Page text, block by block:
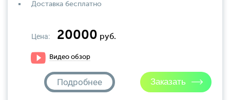
Доставка бесплатно
Цена: 20000 руб.
Видео обзор
Подробнее